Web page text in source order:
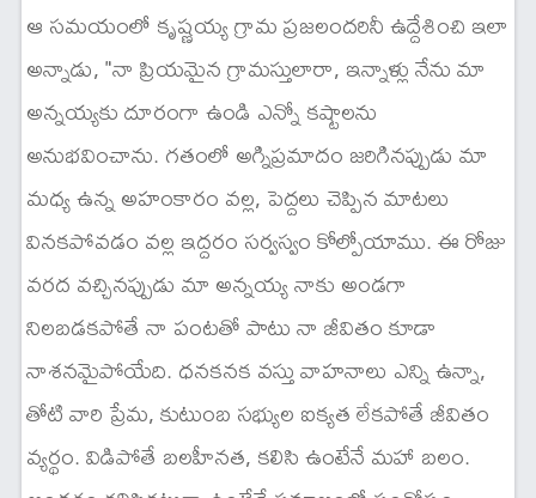
ఆ సమయంలో కృష్ణయ్య గ్రామ ప్రజలందరినీ ఉద్దేశించి ఇలా
అన్నాడు, "నా ప్రియమైన గ్రామస్తులారా, ఇన్నాళ్లు నేను మా
అన్నయ్యకు దూరంగా ఉండి ఎన్నో కష్టాలను
అనుభవించాను. గతంలో అగ్నిప్రమాదం జరిగినప్పుడు మా
మధ్య ఉన్న అహంకారం వల్ల, పెద్దలు చెప్పిన మాటలు
వినకపోవడం వల్ల ఇద్దరం సర్వస్వం కోల్పోయాము. ఈ రోజు
వరద వచ్చినప్పుడు మా అన్నయ్య నాకు అండగా
నిలబడకపోతే నా పంటతో పాటు నా జీవితం కూడా
నాశనమైపోయేది. ధనకనక వస్తు వాహనాలు ఎన్ని ఉన్నా,
తోటి వారి ప్రేమ, కుటుంబ సభ్యుల ఐక్యత లేకపోతే జీవితం
వ్యర్థం. విడిపోతే బలహీనత, కలిసి ఉంటేనే మహా బలం.